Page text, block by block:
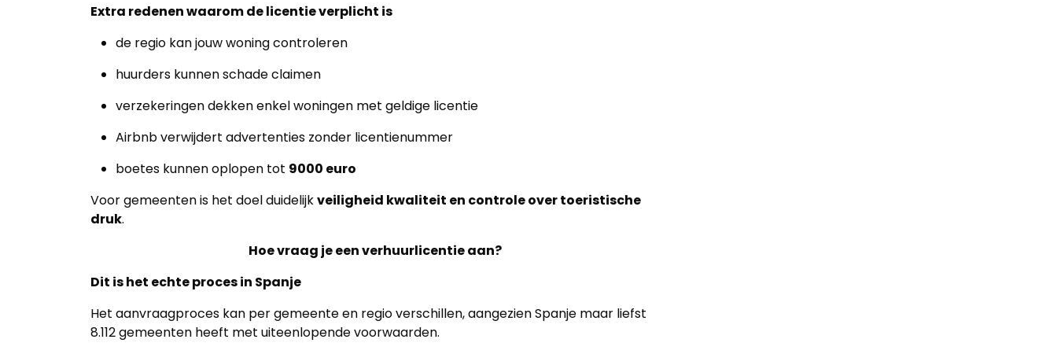
Extra redenen waarom de licentie verplicht is
de regio kan jouw woning controleren
huurders kunnen schade claimen
verzekeringen dekken enkel woningen met geldige licentie
Airbnb verwijdert advertenties zonder licentienummer
boetes kunnen oplopen tot 9000 euro
Voor gemeenten is het doel duidelijkveiligheid kwaliteit en controle over toeristische
druk.
Hoe vraag je een verhuurlicentie aan?
Dit is het echte proces in Spanje
Het aanvraagproces kan per gemeente en regio verschillen, aangezien Spanje maar liefst
8.112 gemeenten heeft met uiteenlopende voorwaarden.